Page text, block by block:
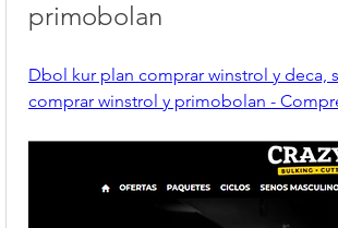
primobolan
Dbol kur plan comprar winstrol y deca,
comprar winstrol y primobolan -